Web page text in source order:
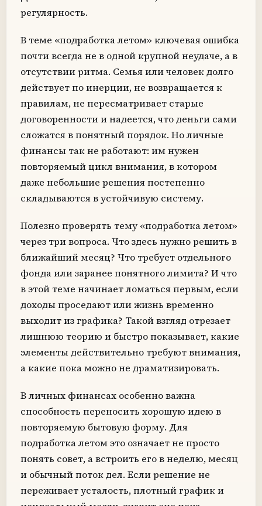
регулярность.
В теме «подработка летом» ключевая ошибка
почти всегда не в одной крупной неудаче, а в
отсутствии ритма. Семья или человек долго
действует по инерции, не возвращается к
правилам, не пересматривает старые
договоренности и надеется, что деньги сами
сложатся в понятный порядок. Но личные
финансы так не работают: им нужен
повторяемый цикл внимания, в котором
даже небольшие решения постепенно
складываются в устойчивую систему.
Полезно проверять тему «подработка летом»
через три вопроса. Что здесь нужно решить в
ближайший месяц? Что требует отдельного
фонда или заранее понятного лимита? И что
в этой теме начинает ломаться первым, если
доходы проседают или жизнь временно
выходит из графика? Такой взгляд отрезает
лишнюю теорию и быстро показывает, какие
элементы действительно требуют внимания,
а какие пока можно не драматизировать.
В личных финансах особенно важна
способность переносить хорошую идею в
повторяемую бытовую форму. Для
подработка летом это означает не просто
понять совет, а встроить его в неделю, месяц
и обычный поток дел. Если решение не
переживает усталость, плотный график и